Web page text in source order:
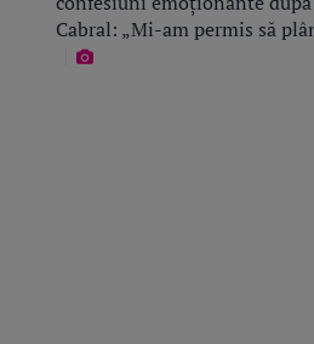
Cabral: „Mi-am permis să